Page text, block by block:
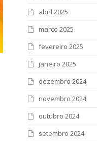
abril 2025
março 2025
fevereiro 2025
janeiro 2025
dezembro 2024
novembro 2024
outubro 2024
setembro 2024